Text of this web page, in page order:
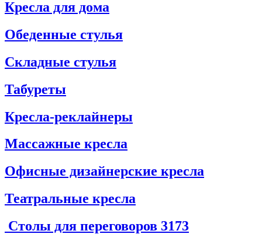
Кресла для дома
Обеденные стулья
Складные стулья
Табуреты
Кресла-реклайнеры
Массажные кресла
Офисные дизайнерские кресла
Театральные кресла
Столы для переговоров 3173